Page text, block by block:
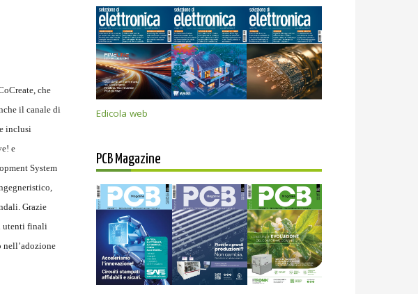
che
il canale di
inclusi
e
System
Grazie
utenti finali
Edicola web
PCB Magazine